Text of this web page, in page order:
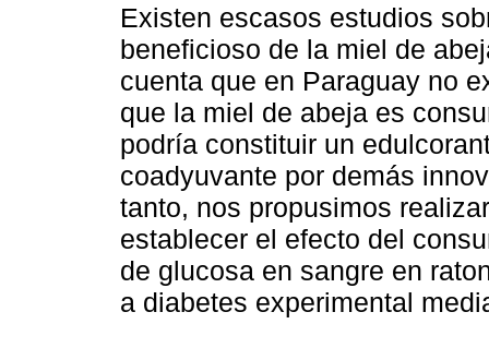
Existen escasos estudios
beneficioso de la miel de
cuenta que en Paraguay no
que la miel de abeja es
podría constituir un
coadyuvante por demás
tanto, nos propusimos
establecer el efecto del
de glucosa en sangre en
a diabetes experimental